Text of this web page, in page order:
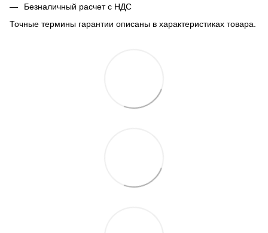
Безналичный расчет с НДС
Точные термины гарантии описаны в характеристиках товара.